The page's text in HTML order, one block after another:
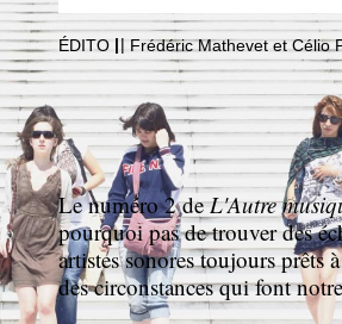
ÉDITO || Frédéric Mathevet et Célio
Le numéro 2 deL'Autre
pourquoi pas de trouver des
artistes sonores toujours prêts
des circonstances qui font